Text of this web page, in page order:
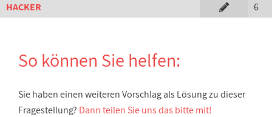
HACKER
6
So können Sie helfen:
Sie haben einen weiteren Vorschlag als Lösung zu dieser
Fragestellung? Dann teilen Sie uns das bitte mit!